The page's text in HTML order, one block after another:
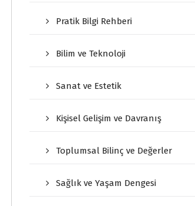
Pratik Bilgi Rehberi
Bilim ve Teknoloji
Sanat ve Estetik
Kişisel Gelişim ve Davranış
Toplumsal Bilinç ve Değerler
Sağlık ve Yaşam Dengesi